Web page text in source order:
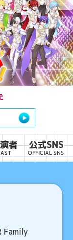
者 公式SNS
OFFICIAL SNS
Family